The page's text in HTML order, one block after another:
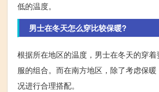
低的温度。
男士在冬天怎么穿比较保暖?
根据所在地区的温度，男士在冬天的穿
服的组合。而在南方地区，除了考虑保
况进行合理搭配。